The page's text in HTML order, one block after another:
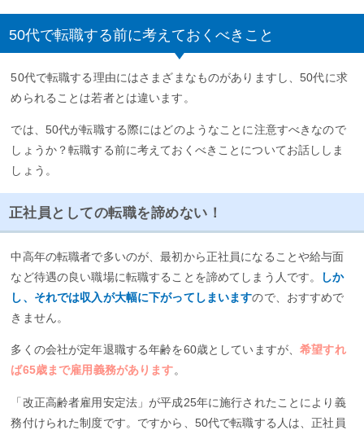
50代で転職する前に考えておくべきこと
50代で転職する理由にはさまざまなものがありますし、50代に求
められることは若者とは違います。
では、50代が転職する際にはどのようなことに注意すべきなので
しょうか？転職する前に考えておくべきことについてお話ししま
しょう。
正社員としての転職を諦めない！
中高年の転職者で多いのが、最初から正社員になることや給与面
など待遇の良い職場に転職することを諦めてしまう人です。
しか
し、それでは収入が大幅に下がってしまいますので、おすすめで
きません。
多くの会社が定年退職する年齢を60歳としていますが、希望すれ
ば65歳まで雇用義務があります。
「改正高齢者雇用安定法」が平成25年に施行されたことにより義
務付けられた制度です。ですから、50代で転職する人は、正社員